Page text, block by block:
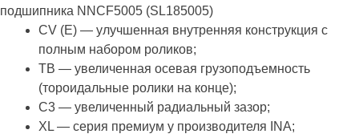
подшипника NNCF5005 (SL185005)
CV (E) — улучшенная внутренняя конструкция с
полным набором роликов;
TB — увеличенная осевая грузоподъемность
(тороидальные ролики на конце);
C3 — увеличенный радиальный зазор;
XL — серия премиум у производителя INA;